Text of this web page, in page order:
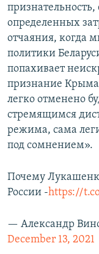
определенных
отчаяния, когда
политики
попахивает
признание Крыма
легко отменено
стремящимся
режима, сама
под сомнением».
Почему
России -https://
— Александр
December 13, 2021